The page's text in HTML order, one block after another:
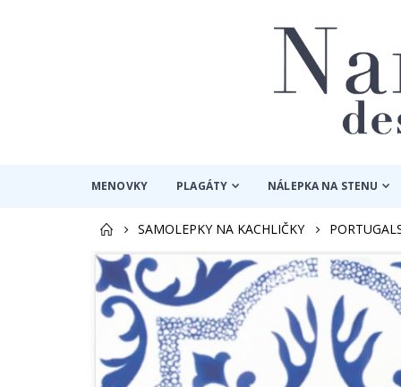
MENOVKY PLAGÁTY NÁLEPKA NA STENU
SAMOLEPKY NA KACHLIČKY
Preskočiť
na
koniec
galérie
obrázkov